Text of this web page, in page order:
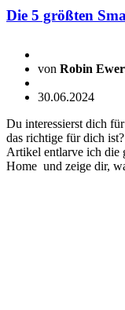
Die 5 größten
von Robin
30.06.2024
Du interessierst dich
das richtige für dich
Artikel entlarve ich die
Home und zeige dir,